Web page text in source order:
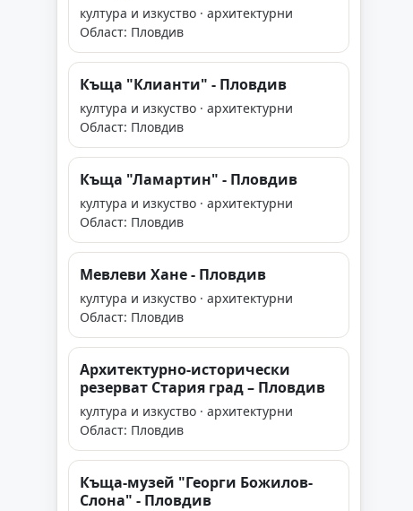
култура и изкуство · архитектурни
Област: Пловдив
Къща "Клианти" - Пловдив
култура и изкуство · архитектурни
Област: Пловдив
Къща "Ламартин" - Пловдив
култура и изкуство · архитектурни
Област: Пловдив
Мевлеви Хане - Пловдив
култура и изкуство · архитектурни
Област: Пловдив
Архитектурно-исторически
резерват Стария град – Пловдив
култура и изкуство · архитектурни
Област: Пловдив
Къща-музей "Георги Божилов-
Слона" - Пловдив